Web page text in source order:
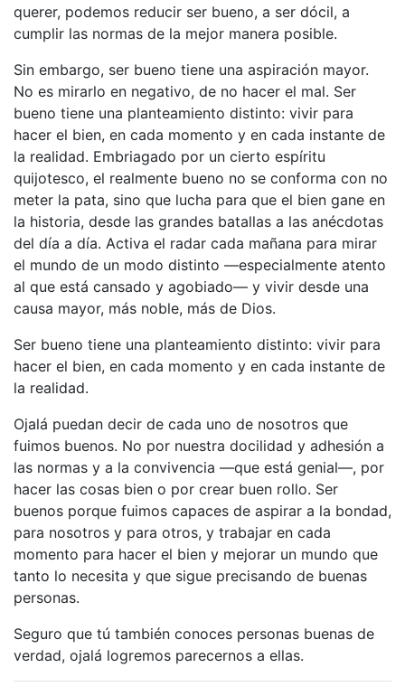
querer, podemos reducir ser bueno, a ser dócil, a
cumplir las normas de la mejor manera posible.
Sin embargo, ser bueno tiene una aspiración mayor.
No es mirarlo en negativo, de no hacer el mal. Ser
bueno tiene una planteamiento distinto: vivir para
hacer el bien, en cada momento y en cada instante de
la realidad. Embriagado por un cierto espíritu
quijotesco, el realmente bueno no se conforma con no
meter la pata, sino que lucha para que el bien gane en
la historia, desde las grandes batallas a las anécdotas
del día a día. Activa el radar cada mañana para mirar
el mundo de un modo distinto —especialmente atento
al que está cansado y agobiado— y vivir desde una
causa mayor, más noble, más de Dios.
Ser bueno tiene una planteamiento distinto: vivir para
hacer el bien, en cada momento y en cada instante de
la realidad.
Ojalá puedan decir de cada uno de nosotros que
fuimos buenos. No por nuestra docilidad y adhesión a
las normas y a la convivencia —que está genial—, por
hacer las cosas bien o por crear buen rollo. Ser
buenos porque fuimos capaces de aspirar a la bondad,
para nosotros y para otros, y trabajar en cada
momento para hacer el bien y mejorar un mundo que
tanto lo necesita y que sigue precisando de buenas
personas.
Seguro que tú también conoces personas buenas de
verdad, ojalá logremos parecernos a ellas.